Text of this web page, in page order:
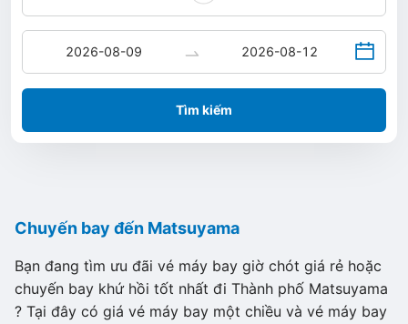
Tìm kiếm
Chuyến bay đến Matsuyama
Bạn đang tìm ưu đãi vé máy bay giờ chót giá rẻ hoặc
chuyến bay khứ hồi tốt nhất đi Thành phố Matsuyama
? Tại đây có giá vé máy bay một chiều và vé máy bay